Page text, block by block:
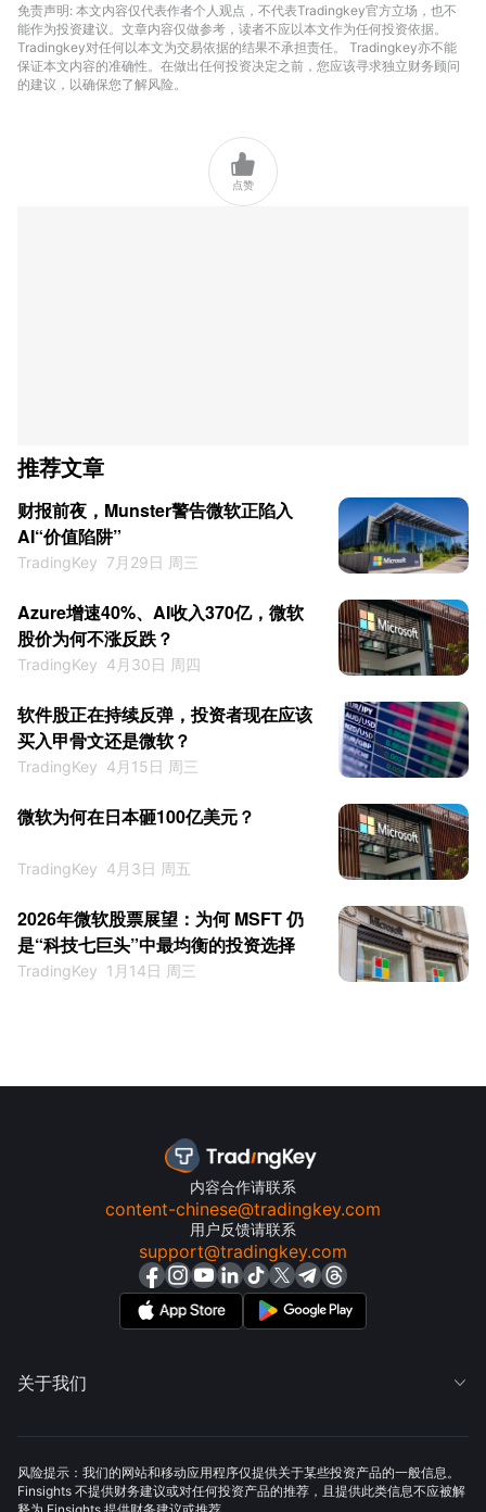
免责声明: 本文内容仅代表作者个人观点，不代表Tradingkey官方立场，也不
能作为投资建议。文章内容仅做参考，读者不应以本文作为任何投资依据。
Tradingkey对任何以本文为交易依据的结果不承担责任。 Tradingkey亦不能
保证本文内容的准确性。在做出任何投资决定之前，您应该寻求独立财务顾问
的建议，以确保您了解风险。

点赞
推荐文章
财报前夜，Munster警告微软正陷入
AI“价值陷阱”
TradingKey 7月29日 周三
Azure增速40%、AI收入370亿，微软
股价为何不涨反跌？
TradingKey 4月30日 周四
软件股正在持续反弹，投资者现在应该
买入甲骨文还是微软？
TradingKey 4月15日 周三
微软为何在日本砸100亿美元？
TradingKey 4月3日 周五
2026年微软股票展望：为何 MSFT 仍
是“科技七巨头”中最均衡的投资选择
TradingKey 1月14日 周三
内容合作请联系
content-chinese@tradingkey.com
用户反馈请联系
support@tradingkey.com
关于我们 
风险提示：我们的网站和移动应用程序仅提供关于某些投资产品的一般信息。
Finsights 不提供财务建议或对任何投资产品的推荐，且提供此类信息不应被解